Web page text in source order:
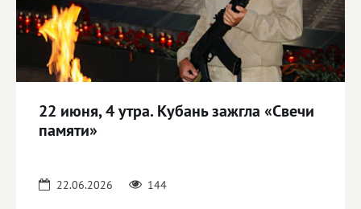
22 июня, 4 утра. Кубань зажгла «Свечи
памяти»
22.06.2026 144